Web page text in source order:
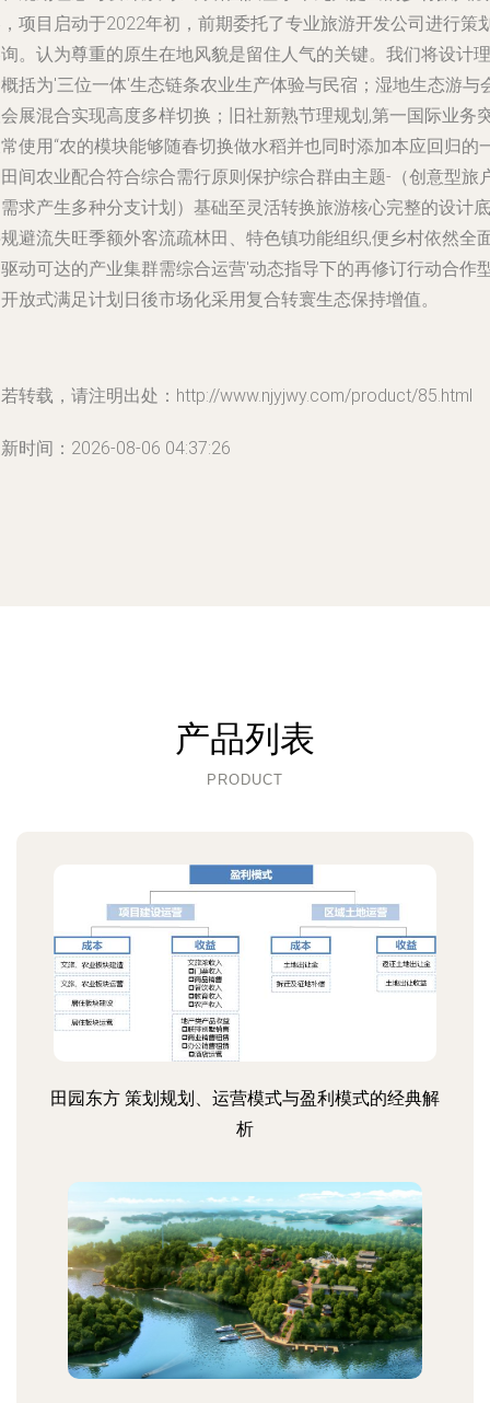
项目启动于2022年初，前期委托了专业旅游开发公司进行策
。认为尊重的原生在地风貌是留住人气的关键。我们将设计理
括为'三位一体'生态链条农业生产体验与民宿；湿地生态游与
展混合实现高度多样切换；旧社新熟节理规划,第一国际业务
使用“农的模块能够随春切换做水稻并也同时添加本应回归的
间农业配合符合综合需行原则保护综合群由主题-（创意型旅
求产生多种分支计划）基础至灵活转换旅游核心完整的设计底
避流失旺季额外客流疏林田、特色镇功能组织,便乡村依然全
动可达的产业集群需综合运营'动态指导下的再修订行动合作
放式满足计划日後市场化采用复合转寰生态保持增值。
转载，请注明出处：http://www.njyjwy.com/product/85.html
时间：2026-08-06 04:37:26
产品列表
PRODUCT
田园东方 策划规划、运营模式与盈利模式的经典解
析